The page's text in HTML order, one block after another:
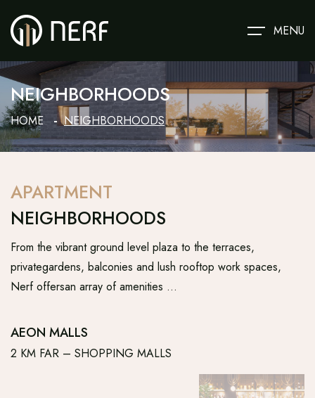
MENU
NEIGHBORHOODS
HOME NEIGHBORHOODS
APARTMENT
NEIGHBORHOODS
From the vibrant ground level plaza to the terraces,
privategardens, balconies and lush rooftop work spaces,
Nerf offersan array of amenities …
AEON MALLS
2 KM FAR – SHOPPING MALLS